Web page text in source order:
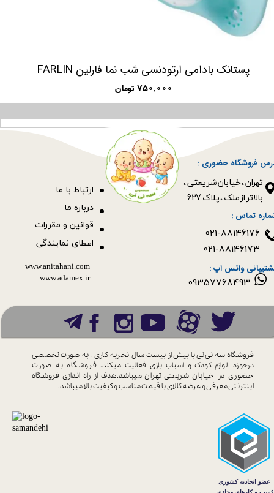
پستانک بادامی ارتودنسی شب نما فارلین FARLIN
۷۵۰,۰۰۰ تومان
فروشگاه حضوری :
​​​​​​​تهران ، خیابان شریعتی ،
بالاتر از ملک ، پلاک 627​​​​​​​
قوانین و مقررات
ارتباط با ما
09357768493
درباره ما
اعطای نمایندگی
www.anitahani.com
www.ada​​​​​​​mex.ir
فروشگاه سه نی نی با بیش از بیست سال تجربه کاری ، به صورت تخصصی
درحوزه لوازم کودک و اسباب بازی فعالیت میکند. فروشگاه به صورت
حضوری در خیابان شریعتی تهران میباشد.هدف از راه اندازی فروشگاه
اینترنتی معرفی و عرضه کالای باقیمت مناسب و کیفیت بالا میباشد.
تماس :
واتس اپ :